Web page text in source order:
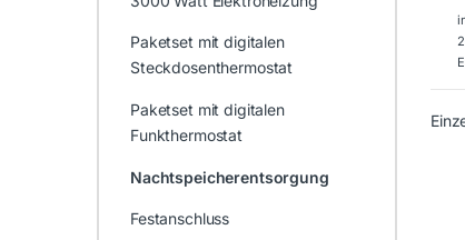
Paketset mit digitalen
Steckdosenthermostat
Paketset mit digitalen
Funkthermostat
Nachtspeicherentsorgung
Festanschluss